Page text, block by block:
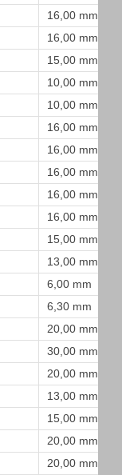
16,00 mm
16,00 mm
15,00 mm
10,00 mm
10,00 mm
16,00 mm
16,00 mm
16,00 mm
16,00 mm
16,00 mm
15,00 mm
13,00 mm
6,00 mm
6,30 mm
20,00 mm
30,00 mm
20,00 mm
13,00 mm
15,00 mm
20,00 mm
20,00 mm